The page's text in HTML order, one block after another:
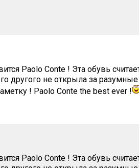
Paolo Conte ! Эта обувь
другого не открыла за
! Paolo Conte the best ever !
Paolo Conte ! Эта обувь